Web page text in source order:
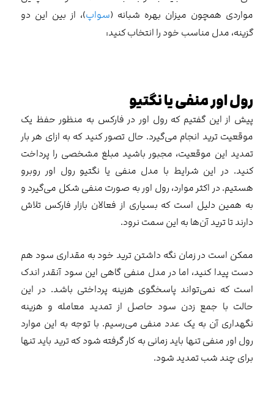
مواردی همچون میزان بهره شبانه (سواپ)، از بین این دو
گزینه، مدل مناسب خود را انتخاب کنید:
رول اور منفی یا نگتیو
پیش از این گفتیم که رول اور در فارکس به منظور حفظ یک
موقعیت ترید انجام می‌گیرد. حال تصور کنید که به ازای هر بار
تمدید این موقعیت، مجبور باشید مبلغ مشخصی را پرداخت
کنید. در این شرایط با مدل منفی یا نگتیو رول اور روبرو
هستیم. در اکثر موارد، رول اور به صورت منفی شکل می‌گیرد و
به همین دلیل است که بسیاری از فعالان بازار فارکس تلاش
دارند تا ترید آن‌ها به این سمت نرود.
ممکن است در زمان نگه داشتن ترید خود به مقداری سود هم
دست پیدا کنید، اما در مدل منفی گاهی این سود آنقدر اندک
است که نمی‌تواند پاسخگوی هزینه پرداختی باشد. در این
حالت با جمع زدن سود حاصل از تمدید معامله و هزینه
نگهداری آن به یک عدد منفی می‌رسیم. با توجه به این موارد
رول اور منفی تنها باید زمانی به کار گرفته شود که ترید باید تنها
برای چند شب تمدید شود.